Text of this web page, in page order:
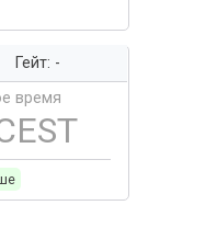
Гейт: -
время